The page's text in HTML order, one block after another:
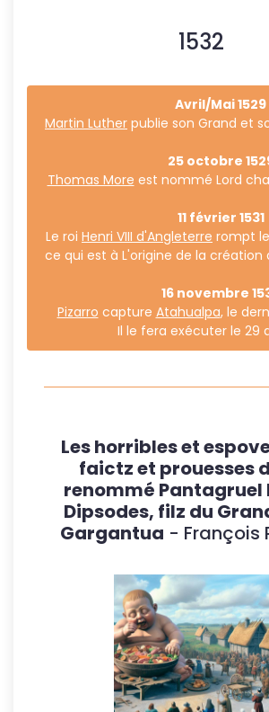
1532
Avril/Mai 1529
Martin Luther publie son Grand et
25 octobre
Thomas More est nommé Lord
11 février 1531
Le roi Henri VIII d'Angleterre rompt
ce qui est à L'origine de la création
16 novembre
Pizarro capture Atahualpa, le
Il le fera exécuter le 29
Les horribles et
faictz et prouesses
renommé Pantagruel
Dipsodes, filz du
Gargantua - François